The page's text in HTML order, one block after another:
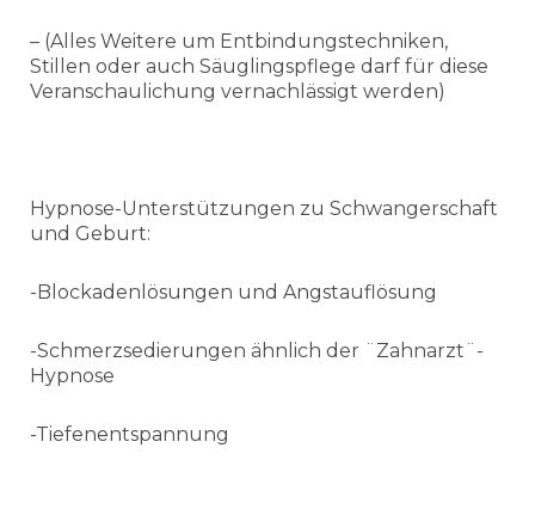
– (Alles Weitere um Entbindungstechniken,
Stillen oder auch Säuglingspflege darf für diese
Veranschaulichung vernachlässigt werden)
Hypnose-Unterstützungen zu Schwangerschaft
und Geburt:
-Blockadenlösungen und Angstauflösung
-Schmerzsedierungen ähnlich der ¨Zahnarzt¨-
Hypnose
-Tiefenentspannung